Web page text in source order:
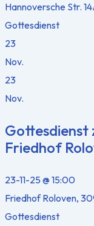
Hannoversche Str.
Gottesdienst
23
Nov.
23
Nov.
Gottesdienst
Friedhof
23-11-25 @ 15:00
Friedhof Roloven,
Gottesdienst